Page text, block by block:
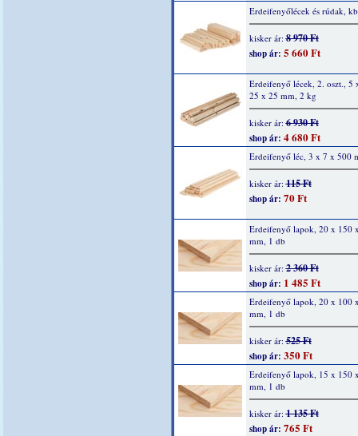
Erdeifenyőlécek és rúdak,
kisker ár:8 970 Ft
shop ár: 5 660 Ft
Erdeifenyő lécek, 2. oszt., 5
25 x 25 mm, 2 kg
kisker ár:6 930 Ft
shop ár: 4 680 Ft
Erdeifenyő léc, 3 x 7 x 500
kisker ár:115 Ft
shop ár: 70 Ft
Erdeifenyő lapok, 20 x 150
mm, 1 db
kisker ár:2 360 Ft
shop ár: 1 485 Ft
Erdeifenyő lapok, 20 x 100
mm, 1 db
kisker ár:525 Ft
shop ár: 350 Ft
Erdeifenyő lapok, 15 x 150
mm, 1 db
kisker ár:1 135 Ft
shop ár: 765 Ft